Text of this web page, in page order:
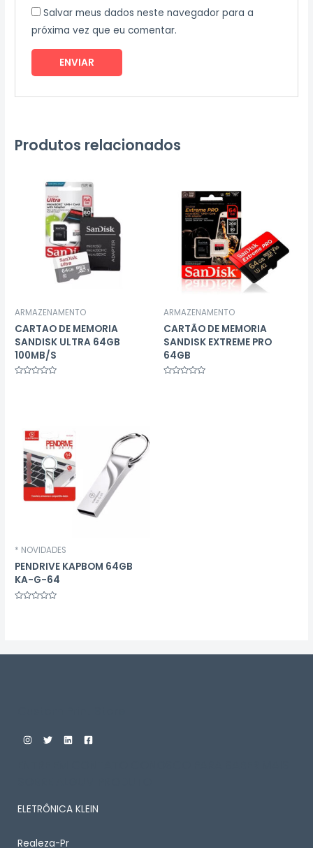
Salvar meus dados neste navegador para a
próxima vez que eu comentar.
Produtos relacionados
ARMAZENAMENTO
CARTAO DE MEMORIA
SANDISK ULTRA 64GB
100MB/S
ARMAZENAMENTO
CARTÃO DE MEMORIA
SANDISK EXTREME PRO
64GB
* NOVIDADES
PENDRIVE KAPBOM 64GB
KA-G-64
ELETRÔNICA KLEIN
Realeza-Pr